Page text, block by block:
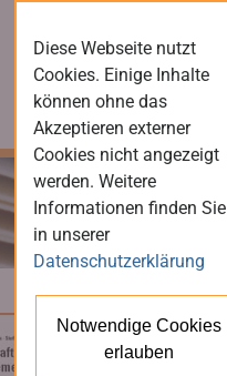
Diese Webseite nutzt
Cookies. Einige Inhalte
können ohne das
Akzeptieren externer
Cookies nicht angezeigt
werden. Weitere
Informationen finden Sie
in unserer
Datenschutzerklärung
Notwendige Cookies
erlauben